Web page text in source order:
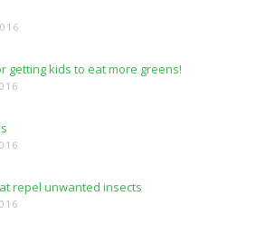
getting kids to eat more greens!
repel unwanted insects